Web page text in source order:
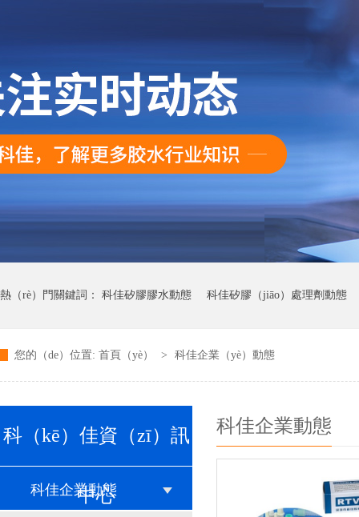
聯係科佳
熱（rè）門關鍵詞： 科佳矽膠膠水動態 科佳矽膠（jiāo）處理劑動態
科佳UV無影（yǐng）膠水動態 科佳快幹膠動態
您的（de）位置: 首頁（yè） > 科佳企業（yè）動態
科（kē）佳資（zī）訊
中心
科佳企業動態
科佳企業動態